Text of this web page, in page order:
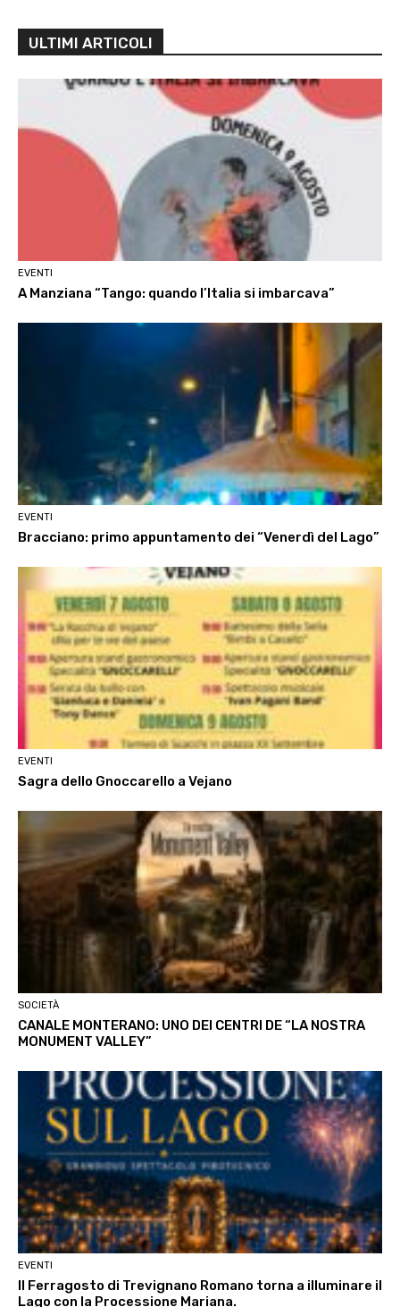
ULTIMI ARTICOLI
EVENTI
A Manziana “Tango: quando l’Italia si imbarcava”
EVENTI
Bracciano: primo appuntamento dei “Venerdì del Lago”
EVENTI
Sagra dello Gnoccarello a Vejano
SOCIETÀ
CANALE MONTERANO: UNO DEI CENTRI DE “LA NOSTRA
MONUMENT VALLEY”
EVENTI
Il Ferragosto di Trevignano Romano torna a illuminare il
Lago con la Processione Mariana.